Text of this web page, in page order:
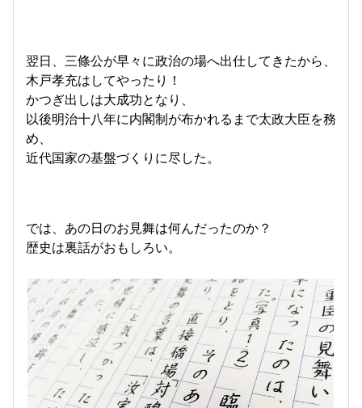
翌日、三條公が早々に政治の場へ出仕してきたから、
木戸孝充はしてやったり！
かつぎ出しは大成功となり、
以後明治十八年に内閣制が布かれるまで太政大臣を務
め、
近代国家の基盤づくりに尽した。
では、あの日のお見舞は何んだったのか？
歴史は裏話がおもしろい。